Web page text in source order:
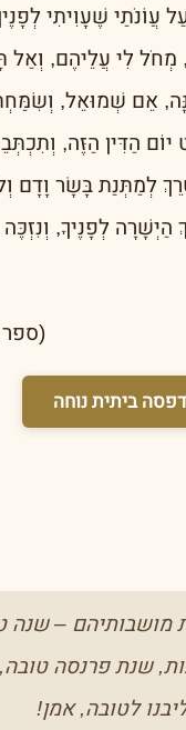
עֲוֹנֹתַי שֶׁעָוִיתִי
לִי עֲלֵיהֶם, וְאַל
אֵם שְׁמוּאֵל,
הַדִּין הַזֶּה,
לְמַתְּנַת בָּשָׂר וָדָם
הַיְשָׁרָה לְפָנֶיךָ,
(ספר
ביתית נוחה
מושבותיהם – שנה
שנת פרנסה
לטובה, אמן!